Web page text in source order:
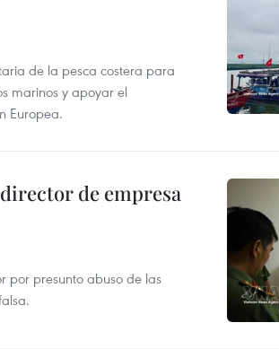
de la pesca costera para
marinos y apoyar el
Europea.
de empresa
por presunto abuso de las